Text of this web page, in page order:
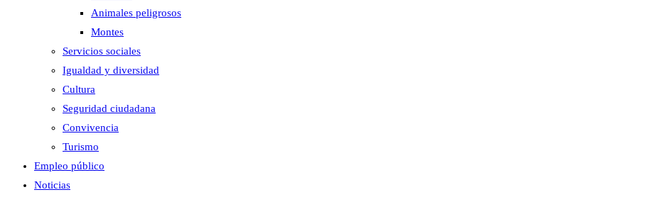
Animales peligrosos
Montes
Servicios sociales
Igualdad y diversidad
Cultura
Seguridad ciudadana
Convivencia
Turismo
Empleo público
Noticias